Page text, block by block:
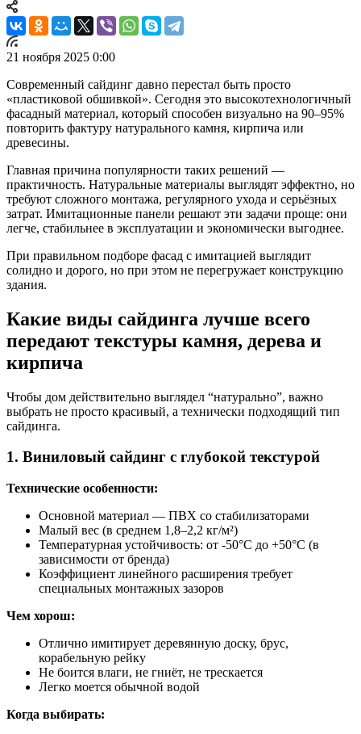
21 ноября 2025 0:00
Современный сайдинг давно перестал быть просто
«пластиковой обшивкой». Сегодня это высокотехнологичный
фасадный материал, который способен визуально на 90–95%
повторить фактуру натурального камня, кирпича или
древесины.
Главная причина популярности таких решений —
практичность. Натуральные материалы выглядят эффектно, но
требуют сложного монтажа, регулярного ухода и серьёзных
затрат. Имитационные панели решают эти задачи проще: они
легче, стабильнее в эксплуатации и экономически выгоднее.
При правильном подборе фасад с имитацией выглядит
солидно и дорого, но при этом не перегружает конструкцию
здания.
Какие виды сайдинга лучше всего
передают текстуры камня, дерева и
кирпича
Чтобы дом действительно выглядел “натурально”, важно
выбрать не просто красивый, а технически подходящий тип
сайдинга.
1. Виниловый сайдинг с глубокой текстурой
Технические особенности:
Основной материал — ПВХ со стабилизаторами
Малый вес (в среднем 1,8–2,2 кг/м²)
Температурная устойчивость: от -50°C до +50°C (в
зависимости от бренда)
Коэффициент линейного расширения требует
специальных монтажных зазоров
Чем хорош:
Отлично имитирует деревянную доску, брус,
корабельную рейку
Не боится влаги, не гниёт, не трескается
Легко моется обычной водой
Когда выбирать: